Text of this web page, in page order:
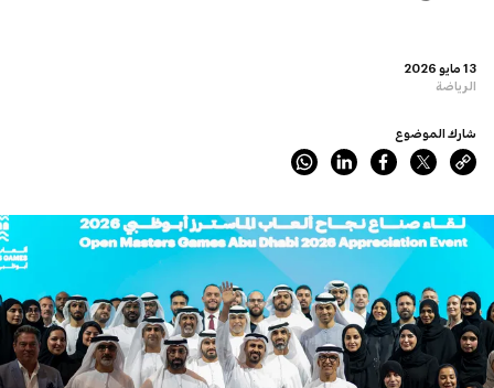
13 مايو 2026
الرياضة
شارك الموضوع